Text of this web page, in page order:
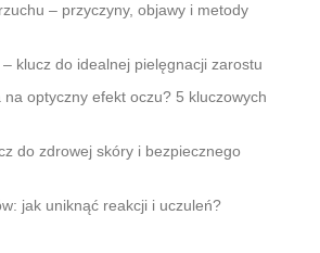
– przyczyny, objawy i metody
klucz do idealnej pielęgnacji zarostu
na optyczny efekt oczu? 5 kluczowych
do zdrowej skóry i bezpiecznego
jak uniknąć reakcji i uczuleń?